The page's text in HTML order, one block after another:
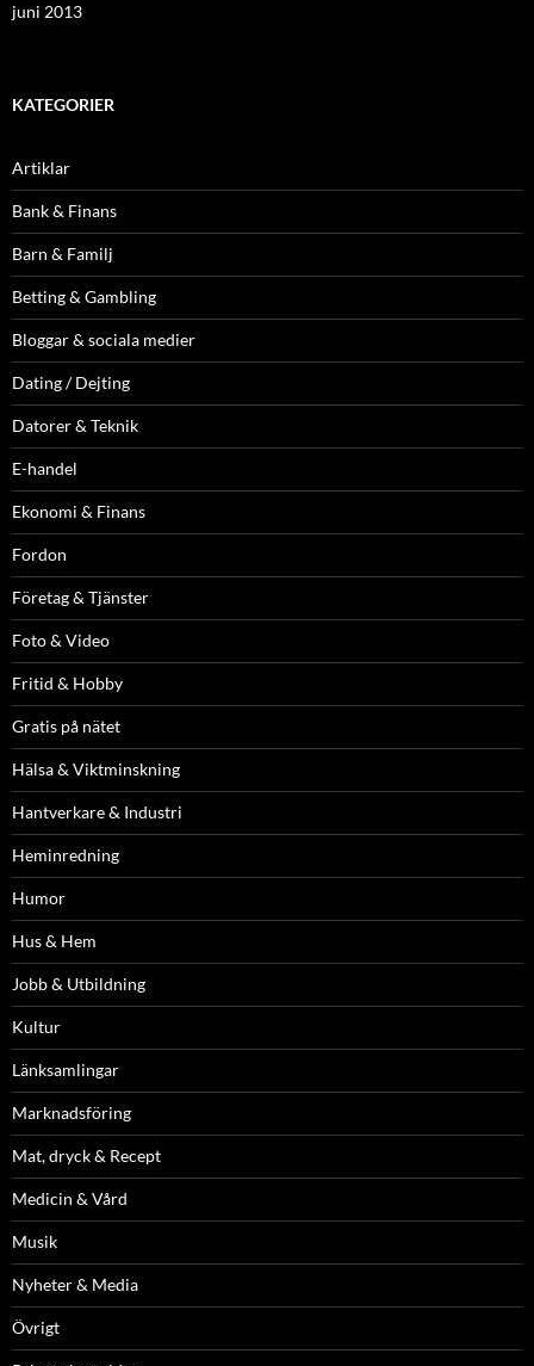
juni 2013
KATEGORIER
Artiklar
Bank & Finans
Barn & Familj
Betting & Gambling
Bloggar & sociala medier
Dating / Dejting
Datorer & Teknik
E-handel
Ekonomi & Finans
Fordon
Företag & Tjänster
Foto & Video
Fritid & Hobby
Gratis på nätet
Hälsa & Viktminskning
Hantverkare & Industri
Heminredning
Humor
Hus & Hem
Jobb & Utbildning
Kultur
Länksamlingar
Marknadsföring
Mat, dryck & Recept
Medicin & Vård
Musik
Nyheter & Media
Övrigt